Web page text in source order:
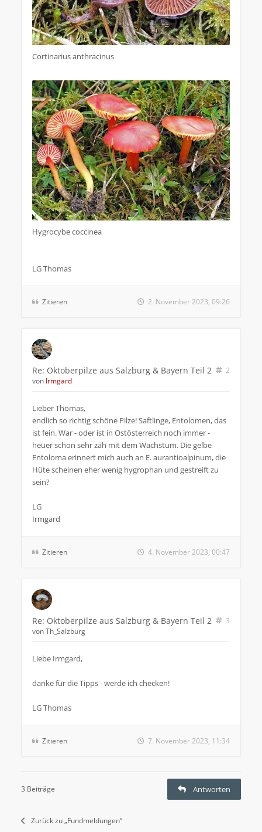
Cortinarius anthracinus
Hygrocybe coccinea
LG Thomas
Zitieren 2. November 2023, 09:26
Re: Oktoberpilze aus Salzburg & Bayern Teil 2
2
von Irmgard
Lieber Thomas,
endlich so richtig schöne Pilze! Saftlinge, Entolomen, das
ist fein. War - oder ist in Ostösterreich noch immer -
heuer schon sehr zäh mit dem Wachstum. Die gelbe
Entoloma erinnert mich auch an E. aurantioalpinum, die
Hüte scheinen eher wenig hygrophan und gestreift zu
sein?
LG
Irmgard
Zitieren 4. November 2023, 00:47
Re: Oktoberpilze aus Salzburg & Bayern Teil 2
3
vonTh_Salzburg
Liebe Irmgard,
danke für die Tipps - werde ich checken!
LG Thomas
Zitieren 7. November 2023, 11:34
3 Beiträge Antworten
Zurück zu „Fundmeldungen“